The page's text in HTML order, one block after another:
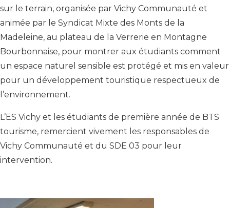
sur le terrain, organisée par Vichy Communauté et
animée par le Syndicat Mixte des Monts de la
Madeleine, au plateau de la Verrerie en Montagne
Bourbonnaise, pour montrer aux étudiants comment
un espace naturel sensible est protégé et mis en valeur
pour un développement touristique respectueux de
l’environnement.
L’ES Vichy et les étudiants de première année de BTS
tourisme, remercient vivement les responsables de
Vichy Communauté et du SDE 03 pour leur
intervention.